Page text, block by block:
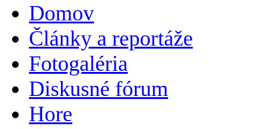
Domov
Články a reportáže
Fotogaléria
Diskusné fórum
Hore